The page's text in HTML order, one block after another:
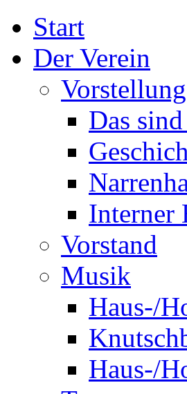
Start
Der Verein
Vorstellung
Das
Interner
Vorstand
Musik
Haus-/
Haus-/